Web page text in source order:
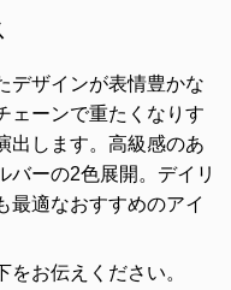
デザインが表情豊かな
ェーンで重たくなりす
出します。高級感のあ
バーの2色展開。デイリ
最適なおすすめのアイ
お伝えください。